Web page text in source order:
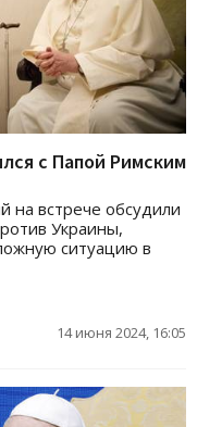
с Папой Римским
на встрече обсудили
Украины,
ситуацию в
14 июня 2024, 16:05